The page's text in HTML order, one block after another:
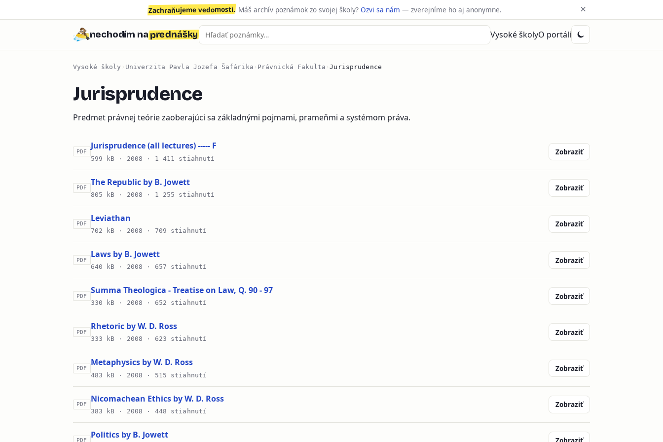
Zachraňujeme vedomosti. Máš archív poznámok zo svojej školy?Ozvi sa nám — zverejníme ho aj anonymne. ×
nechodím naprednášky Vysoké školyO portáli
Vysoké školy › Univerzita Pavla Jozefa Šafárika › Právnická Fakulta ›Jurisprudence
Jurisprudence
Predmet právnej teórie zaoberajúci sa základnými pojmami, prameňmi a systémom práva.
PDF
Jurisprudence (all lectures) ----- F
599 kB · 2008 · 1 411 stiahnutí
Zobraziť
PDF
The Republic by B. Jowett
805 kB · 2008 · 1 255 stiahnutí
Zobraziť
PDF
Leviathan
702 kB · 2008 · 709 stiahnutí
Zobraziť
PDF
Laws by B. Jowett
640 kB · 2008 · 657 stiahnutí
Zobraziť
PDF
Summa Theologica - Treatise on Law, Q. 90 - 97
330 kB · 2008 · 652 stiahnutí
Zobraziť
PDF
Rhetoric by W. D. Ross
333 kB · 2008 · 623 stiahnutí
Zobraziť
PDF
Metaphysics by W. D. Ross
483 kB · 2008 · 515 stiahnutí
Zobraziť
PDF
Nicomachean Ethics by W. D. Ross
383 kB · 2008 · 448 stiahnutí
Zobraziť
PDF
Politics by B. Jowett